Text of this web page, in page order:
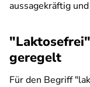
aussagekräftig
geregelt
Für den Begriff